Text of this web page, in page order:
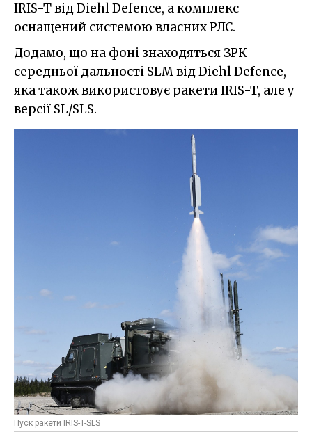
IRIS-T від Diehl Defence, а комплекс
оснащений системою власних РЛС.
Додамо, що на фоні знаходяться ЗРК
середньої дальності SLM від Diehl Defence,
яка також використовує ракети IRIS-T, але у
версії SL/SLS.
Пуск ракети IRIS-T-SLS